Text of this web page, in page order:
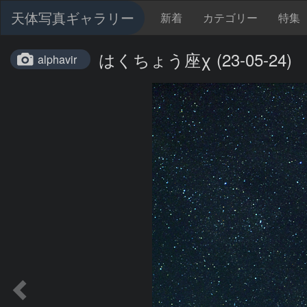
天体写真ギャラリー 新着 カテゴリー 特集
alphavir はくちょう座χ (23-05-24)